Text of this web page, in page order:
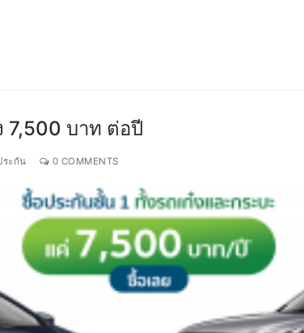
7,500 บาท ต่อปี
ระกัน 0 COMMENTS